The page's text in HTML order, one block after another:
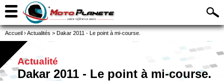
Accueil ›Actualités > Dakar 2011 - Le point à mi-course.
Actualité
Dakar 2011 - Le point à mi-course.